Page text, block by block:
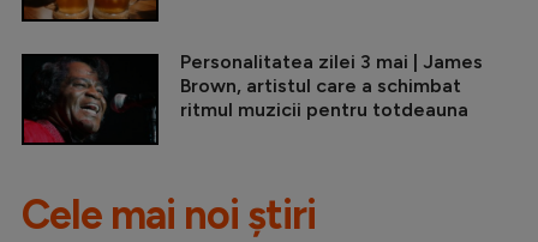
Personalitatea zilei 3 mai | James
Brown, artistul care a schimbat
ritmul muzicii pentru totdeauna
Cele mai noi știri